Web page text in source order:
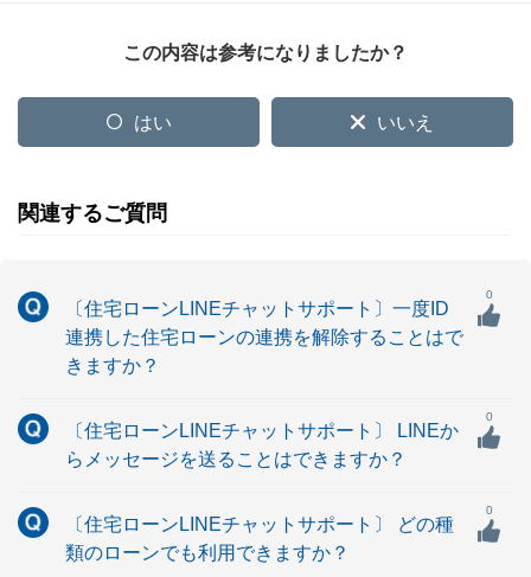
この内容は参考になりましたか？
はい いいえ
関連するご質問
〔住宅ローンLINEチャットサポート〕一度ID
連携した住宅ローンの連携を解除することはで
きますか？
0
〔住宅ローンLINEチャットサポート〕 LINEか
らメッセージを送ることはできますか？
0
〔住宅ローンLINEチャットサポート〕 どの種
類のローンでも利用できますか？
0